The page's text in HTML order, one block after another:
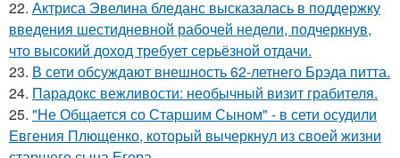
22. Актриса Эвелина бледанс высказалась в поддержку
введения шестидневной рабочей недели, подчеркнув,
что высокий доход требует серьёзной отдачи.
23. В сети обсуждают внешность 62-летнего Брэда питта.
24. Парадокс вежливости: необычный визит грабителя.
25. "Не Общается со Старшим Сыном" - в сети осудили
Евгения Плющенко, который вычеркнул из своей жизни